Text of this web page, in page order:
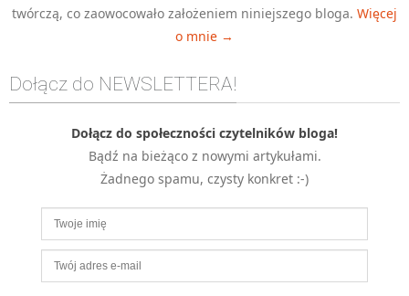
HTML 5
CSS 3
Django
PHP
WordPress
MOBILE
Android
KONTROLA WERSJI
twórczą, co zaowocowało założeniem niniejszego bloga. Więcej
o mnie →
Dołącz do NEWSLETTERA!
Dołącz do społeczności czytelników bloga!
Bądź na bieżąco z nowymi artykułami.
Żadnego spamu, czysty konkret :-)